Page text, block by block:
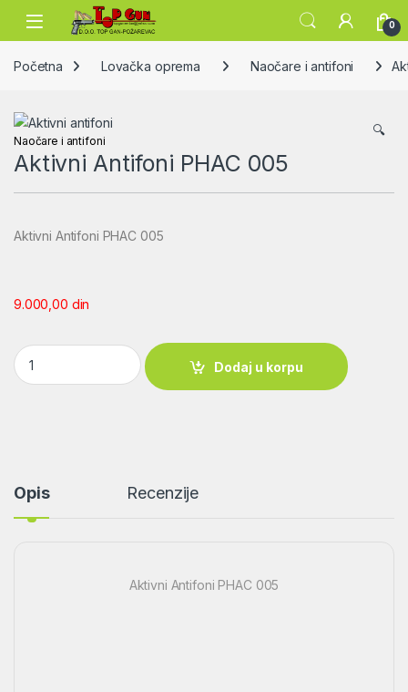
Skip to navigation
Skip to content
Open 0
Početna Lovačka oprema Naočare i antifoni
🔍
Naočare i antifoni
Aktivni Antifoni PHAC 005
Aktivni Antifoni PHAC 005
9.000,00 din
Aktivni Antifoni PHAC 005 quantity
Dodaj u korpu
Opis Recenzije
Aktivni Antifoni PHAC 005